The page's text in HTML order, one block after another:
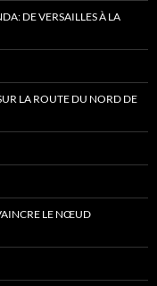
DE VERSAILLES À LA
LA ROUTE DU NORD DE
LE NŒUD